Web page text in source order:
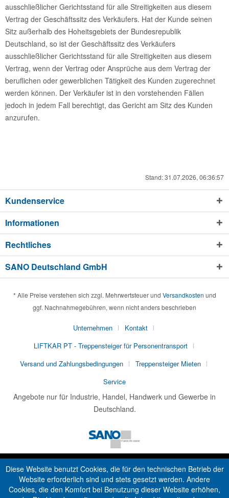
ausschließlicher Gerichtsstand für alle Streitigkeiten aus diesem
Vertrag der Geschäftssitz des Verkäufers. Hat der Kunde seinen
Sitz außerhalb des Hoheitsgebiets der Bundesrepublik
Deutschland, so ist der Geschäftssitz des Verkäufers
ausschließlicher Gerichtsstand für alle Streitigkeiten aus diesem
Vertrag, wenn der Vertrag oder Ansprüche aus dem Vertrag der
beruflichen oder gewerblichen Tätigkeit des Kunden zugerechnet
werden können. Der Verkäufer ist in den vorstehenden Fällen
jedoch in jedem Fall berechtigt, das Gericht am Sitz des Kunden
anzurufen.
Stand: 31.07.2026, 06:36:57
Kundenservice
Informationen
Rechtliches
SANO Deutschland GmbH
* Alle Preise verstehen sich zzgl. Mehrwertsteuer und Versandkosten und
ggf. Nachnahmegebühren, wenn nicht anders beschrieben
Unternehmen
Kontakt
LIFTKAR PT - Treppensteiger für Personentransport
Versand und Zahlungsbedingungen
Treppensteiger Mieten
Service
Angebote nur für Industrie, Handel, Handwerk und Gewerbe in
Deutschland.
Diese Website benutzt Cookies, die für den technischen Betrieb der
Website erforderlich sind und stets gesetzt werden. Andere
Cookies, die den Komfort bei Benutzung dieser Website erhöhen,